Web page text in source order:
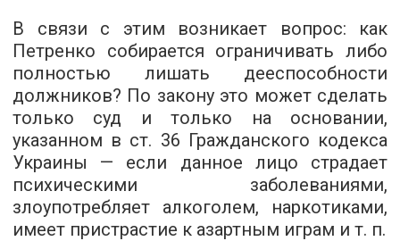
В связи с этим возникает вопрос: как
Петренко собирается ограничивать либо
полностью лишать дееспособности
должников? По закону это может сделать
только суд и только на основании,
указанном в ст. 36 Гражданского кодекса
Украины — если данное лицо страдает
психическими заболеваниями,
злоупотребляет алкоголем, наркотиками,
имеет пристрастие к азартным играм и т. п.